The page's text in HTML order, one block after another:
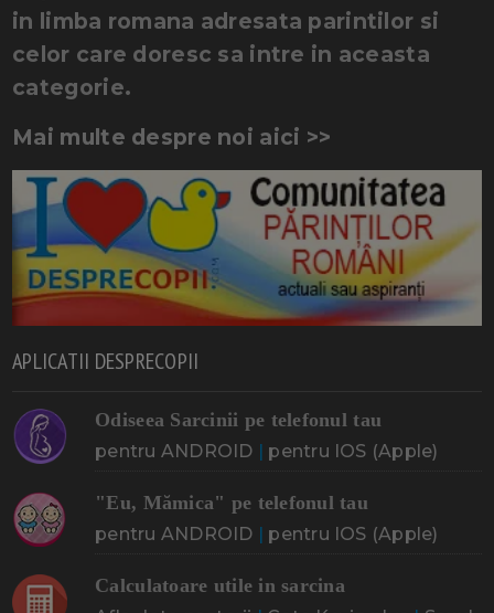
in limba romana adresata parintilor si
celor care doresc sa intre in aceasta
categorie.
Mai multe despre noi aici >>
APLICATII DESPRECOPII
Odiseea Sarcinii pe telefonul tau
pentru ANDROID pentru IOS (Apple)
"Eu, Mămica" pe telefonul tau
pentru ANDROID pentru IOS (Apple)
Calculatoare utile in sarcina